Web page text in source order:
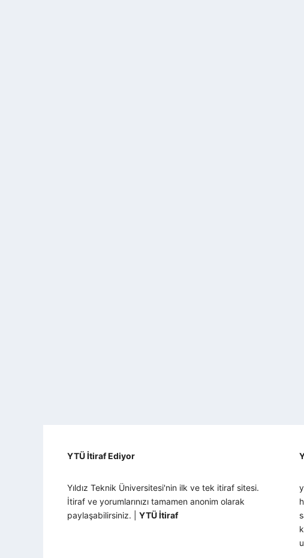
YTÜ İtiraf Ediyor
Yıldız Teknik Üniversitesi'nin ilk ve tek itiraf sitesi.
İtiraf ve yorumlarınızı tamamen anonim olarak
paylaşabilirsiniz. | YTÜ İtiraf